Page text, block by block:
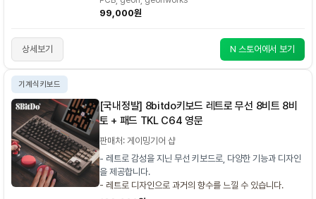
99,000원
상세보기 N 스토어에서 보기
기계식키보드
[국내정발] 8bitdo키보드 레트로 무선 8비트 8비
토 + 패드 TKL C64 영문
판매처: 게이밍기어 샵
- 레트로 감성을 지닌 무선 키보드로, 다양한 기능과 디자인
을 제공합니다.
- 레트로 디자인으로 과거의 향수를 느낄 수 있습니다.